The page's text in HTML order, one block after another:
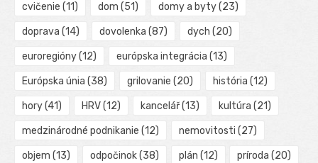
cvičenie (11) dom (51) domy a byty(23)
doprava (14) dovolenka (87) dych (20)
euroregióny(12) európska integrácia (13)
Európska únia (38) grilovanie (20) história (12)
hory(41) HRV(12) kancelář(13) kultúra (21)
medzinárodné podnikanie (12) nemovitosti (27)
objem (13) odpočinok(38) plán (12) príroda (20)